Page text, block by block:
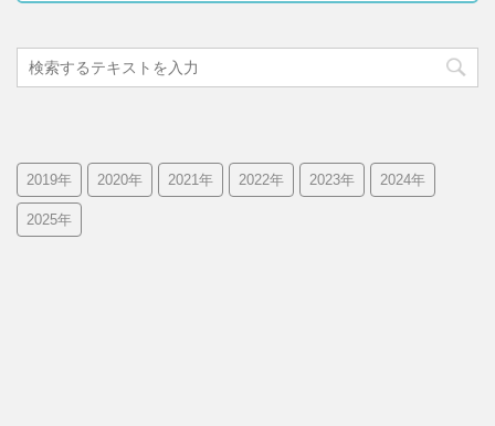
2019年 2020年 2021年 2022年 2023年 2024年
2025年